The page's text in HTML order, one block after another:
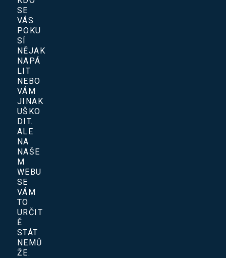
SE
VÁS
POKU
SÍ
NĚJAK
NAPÁ
LIT
NEBO
VÁM
JINAK
UŠKO
DIT.
ALE
NA
NAŠE
M
WEBU
SE
VÁM
TO
URČIT
Ě
STÁT
NEMŮ
ŽE.